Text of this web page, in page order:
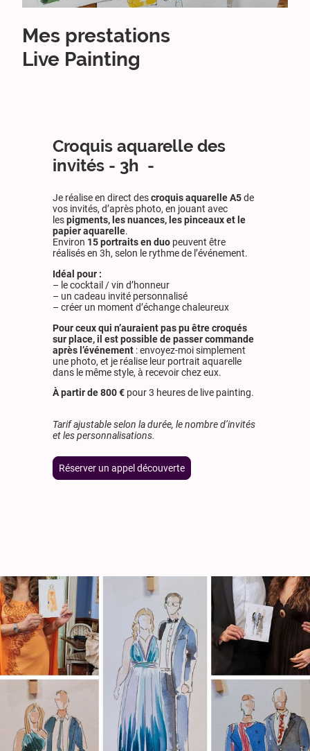
Mes prestations
Live Painting
Croquis aquarelle des
invités - 3h -
Je réalise en direct descroquis aquarelle A5de
vos invités, d’après photo, en jouant avec
lespigments, les nuances, les pinceaux et le
papier aquarelle.
Environ 15 portraits en duo peuvent être
réalisés en 3h, selon le rythme de l’événement.
Idéal pour :
– le cocktail / vin d’honneur
– un cadeau invité personnalisé
– créer un moment d’échange chaleureux
Pour ceux qui n’auraient pas pu être croqués
sur place, il est possible de passer commande
après l’événement : envoyez-moi simplement
une photo, et je réalise leur portrait aquarelle
dans le même style, à recevoir chez eux.
À partir de 800 € pour 3 heures de live painting.
Tarif ajustable selon la durée, le nombre d’invités
et les personnalisations.
Réserver un appel découverte